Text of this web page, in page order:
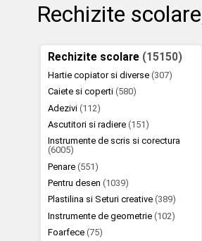
Rechizite
Rechizite scolare (15150)
Hartie copiator si diverse(307)
Caiete si coperti(580)
Adezivi(112)
Ascutitori si radiere(151)
Instrumente de scris si corectura
(6005)
Penare(551)
Pentru desen(1039)
Plastilina si Seturi creative(389)
Instrumente de geometrie(102)
Foarfece(75)